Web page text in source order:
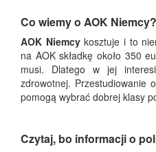
Co wiemy o AOK Niemcy?
AOK Niemcykosztuje i to
na AOK składkę około 350
musi. Dlatego w jej
zdrowotnej. Przestudiowanie
pomogą wybrać dobrej klasy
Czytaj, bo informacji o